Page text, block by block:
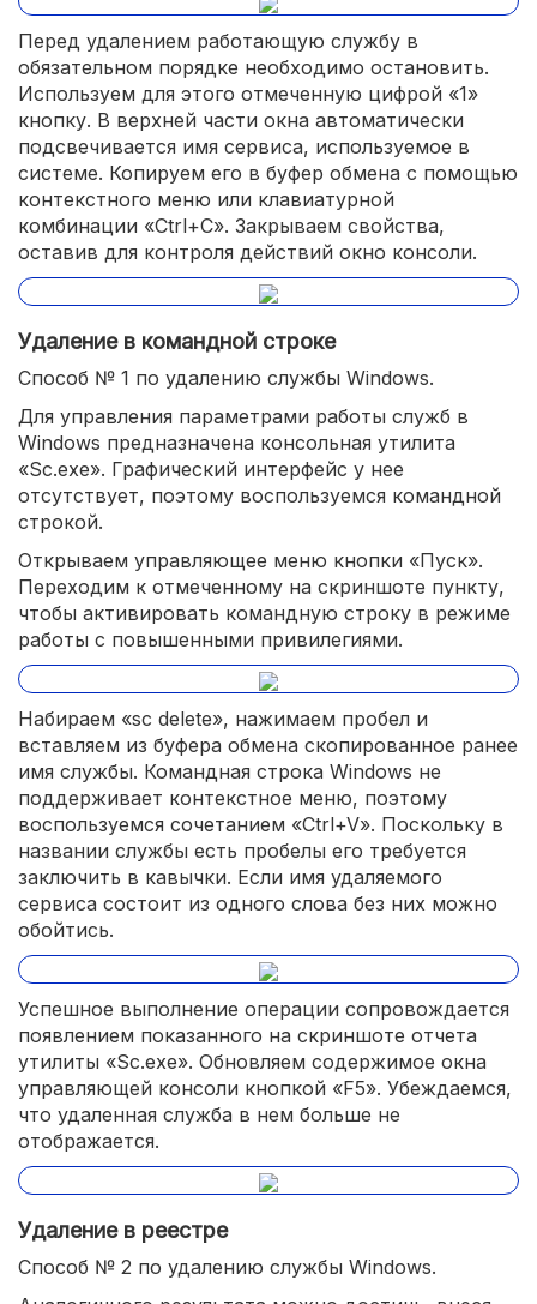
Перед удалением работающую службу в
обязательном порядке необходимо остановить.
Используем для этого отмеченную цифрой «1»
кнопку. В верхней части окна автоматически
подсвечивается имя сервиса, используемое в
системе. Копируем его в буфер обмена с помощью
контекстного меню или клавиатурной
комбинации «Ctrl+C». Закрываем свойства,
оставив для контроля действий окно консоли.
Удаление в командной строке
Способ № 1 по удалению службы Windows.
Для управления параметрами работы служб в
Windows предназначена консольная утилита
«Sc.exe». Графический интерфейс у нее
отсутствует, поэтому воспользуемся командной
строкой.
Открываем управляющее меню кнопки «Пуск».
Переходим к отмеченному на скриншоте пункту,
чтобы активировать командную строку в режиме
работы с повышенными привилегиями.
Набираем «sc delete», нажимаем пробел и
вставляем из буфера обмена скопированное ранее
имя службы. Командная строка Windows не
поддерживает контекстное меню, поэтому
воспользуемся сочетанием «Ctrl+V». Поскольку в
названии службы есть пробелы его требуется
заключить в кавычки. Если имя удаляемого
сервиса состоит из одного слова без них можно
обойтись.
Успешное выполнение операции сопровождается
появлением показанного на скриншоте отчета
утилиты «Sc.exe». Обновляем содержимое окна
управляющей консоли кнопкой «F5». Убеждаемся,
что удаленная служба в нем больше не
отображается.
Удаление в реестре
Способ № 2 по удалению службы Windows.